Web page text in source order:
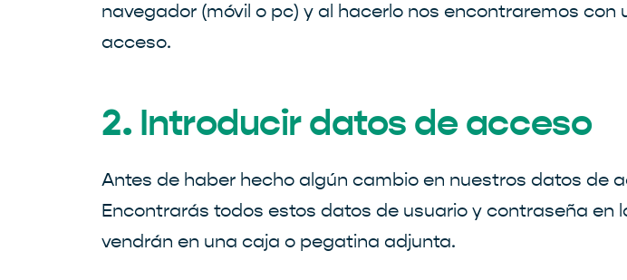
navegador (móvil o pc) y al hacerlo nos encontraremos
acceso.
2. Introducir datos de acceso
Antes de haber hecho algún cambio en nuestros datos de
Encontrarás todos estos datos de usuario y contraseña en
vendrán en una caja o pegatina adjunta.